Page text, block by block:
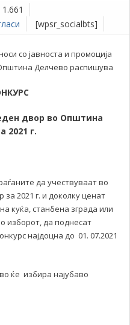
1.661
[wpsr_socialbts]
со јавноста и промоција
Делчево распишува
двор во Општина
2021 г.
да учествуваат во
2021 г. и доколку ценат
куќа, станбена зграда или
изборот, да поднесат
најдоцна до 01. 07.2021
ќе избира најубаво